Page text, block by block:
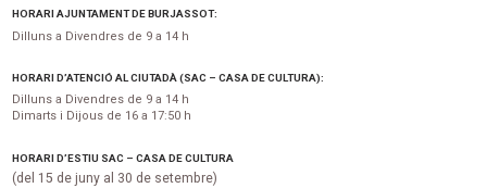
HORARI AJUNTAMENT DE BURJASSOT:
Dilluns a Divendres de 9 a 14 h
HORARI D’ATENCIÓ AL CIUTADÀ (SAC – CASA DE CULTURA):
Dilluns a Divendres de 9 a 14 h
Dimarts i Dijous de 16 a 17:50 h
HORARI D’ESTIU SAC – CASA DE CULTURA
(del 15 de juny al 30 de setembre)